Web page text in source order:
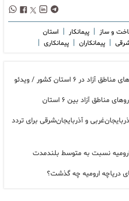
و ساز | پیمانکار | استان
| پیمانکاران | پیمانکاری |
در ۶ استان کشور / ویدئو
مناطق آزاد بین ۶ استان
و آذربایجان‌شرقی برای تردد
دریاچه ارومیه چه گذشت؟